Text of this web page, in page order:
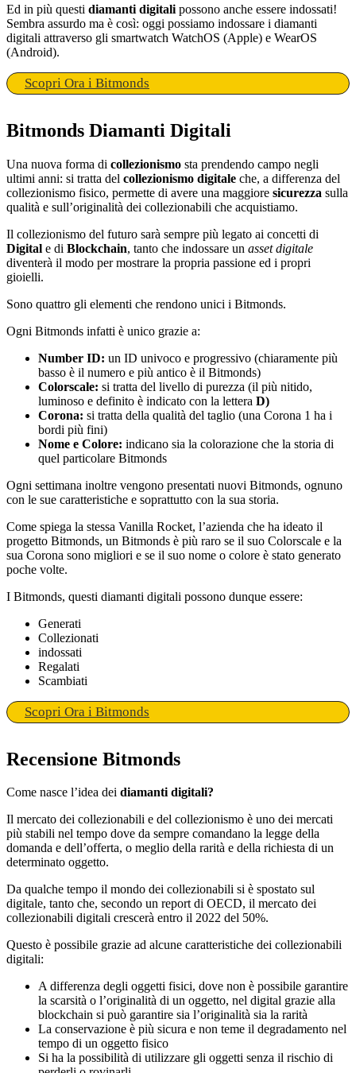
Ed in più questi diamanti digitali possono anche essere indossati!
Sembra assurdo ma è così: oggi possiamo indossare i diamanti
digitali attraverso gli smartwatch WatchOS (Apple) e WearOS
(Android).
Scopri Ora i Bitmonds
Bitmonds Diamanti Digitali
Una nuova forma di collezionismo sta prendendo campo negli
ultimi anni: si tratta del collezionismo digitale che, a differenza del
collezionismo fisico, permette di avere una maggiore sicurezza sulla
qualità e sull’originalità dei collezionabili che acquistiamo.
Il collezionismo del futuro sarà sempre più legato ai concetti di
Digital e di Blockchain, tanto che indossare un asset digitale
diventerà il modo per mostrare la propria passione ed i propri
gioielli.
Sono quattro gli elementi che rendono unici i Bitmonds.
Ogni Bitmonds infatti è unico grazie a:
Number ID: un ID univoco e progressivo (chiaramente più
basso è il numero e più antico è il Bitmonds)
Colorscale: si tratta del livello di purezza (il più nitido,
luminoso e definito è indicato con la lettera D)
Corona: si tratta della qualità del taglio (una Corona 1 ha i
bordi più fini)
Nome e Colore: indicano sia la colorazione che la storia di
quel particolare Bitmonds
Ogni settimana inoltre vengono presentati nuovi Bitmonds, ognuno
con le sue caratteristiche e soprattutto con la sua storia.
Come spiega la stessa Vanilla Rocket, l’azienda che ha ideato il
progetto Bitmonds, un Bitmonds è più raro se il suo Colorscale e la
sua Corona sono migliori e se il suo nome o colore è stato generato
poche volte.
I Bitmonds, questi diamanti digitali possono dunque essere:
Generati
Collezionati
indossati
Regalati
Scambiati
Scopri Ora i Bitmonds
Recensione Bitmonds
Come nasce l’idea dei diamanti digitali?
Il mercato dei collezionabili e del collezionismo è uno dei mercati
più stabili nel tempo dove da sempre comandano la legge della
domanda e dell’offerta, o meglio della rarità e della richiesta di un
determinato oggetto.
Da qualche tempo il mondo dei collezionabili si è spostato sul
digitale, tanto che, secondo un report di OECD, il mercato dei
collezionabili digitali crescerà entro il 2022 del 50%.
Questo è possibile grazie ad alcune caratteristiche dei collezionabili
digitali:
A differenza degli oggetti fisici, dove non è possibile garantire
la scarsità o l’originalità di un oggetto, nel digital grazie alla
blockchain si può garantire sia l’originalità sia la rarità
La conservazione è più sicura e non teme il degradamento nel
tempo di un oggetto fisico
Si ha la possibilità di utilizzare gli oggetti senza il rischio di